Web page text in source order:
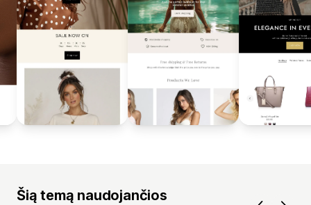
Šią temą naudojančios